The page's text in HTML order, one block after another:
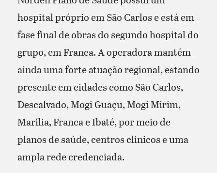
hospital próprio em São Carlos e está em
fase final de obras do segundo hospital do
grupo, em Franca. A operadora mantém
ainda uma forte atuação regional, estando
presente em cidades como São Carlos,
Descalvado, Mogi Guaçu, Mogi Mirim,
Marília, Franca e Ibaté, por meio de
planos de saúde, centros clínicos e uma
ampla rede credenciada.